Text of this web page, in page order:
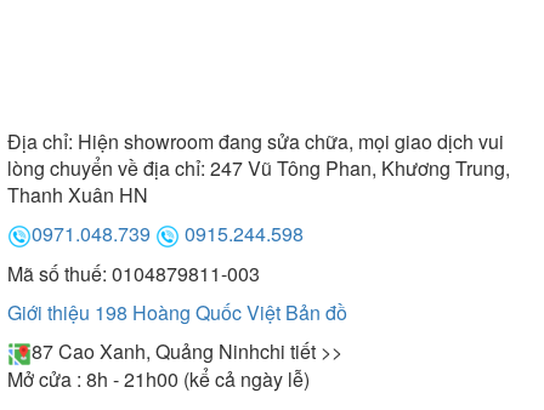
Địa chỉ: Hiện showroom đang sửa chữa, mọi giao dịch vui
lòng chuyển về địa chỉ: 247 Vũ Tông Phan, Khương Trung,
Thanh Xuân HN
0971.048.739
0915.244.598
Mã số thuế: 0104879811-003
Giới thiệu 198 Hoàng Quốc Việt Bản đồ
87 Cao Xanh, Quảng Ninhchi tiết >>
Mở cửa : 8h - 21h00 (kể cả ngày lễ)